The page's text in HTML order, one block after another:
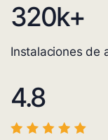
320k+
Instalaciones de
4.8